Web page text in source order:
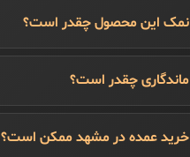
نمک این محصول چقدر است؟
ماندگاری چقدر است؟
خرید عمده در مشهد ممکن است؟